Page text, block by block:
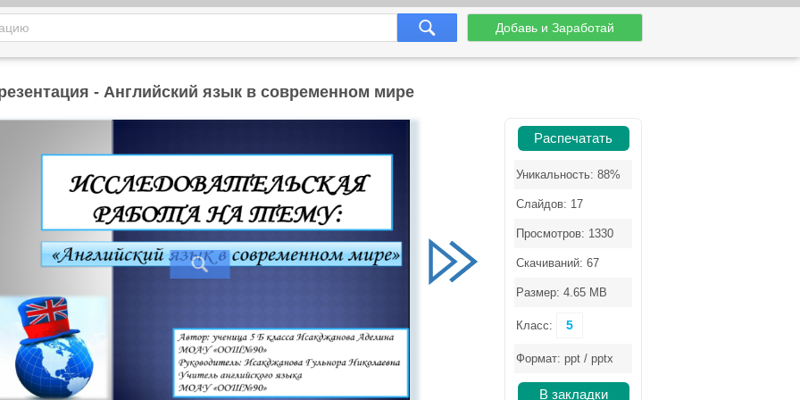
Добавь и Заработай
- Английский язык в современном мире
Распечатать
Уникальность: 88%
Слайдов: 17
Просмотров: 1330
Скачиваний: 67
Размер: 4.65 MB
Класс: 5
Формат: ppt / pptx
В закладки